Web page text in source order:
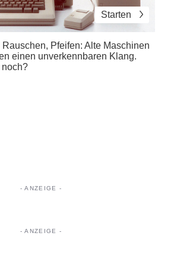
Starten
Pfeifen: Alte Maschinen
einen unverkennbaren Klang.
noch?